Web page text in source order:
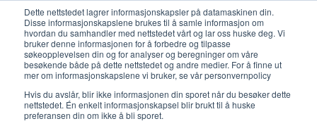
Dette nettstedet lagrer informasjonskapsler på datamaskinen din.
Disse informasjonskapslene brukes til å samle informasjon om
hvordan du samhandler med nettstedet vårt og lar oss huske deg. Vi
bruker denne informasjonen for å forbedre og tilpasse
søkeopplevelsen din og for analyser og beregninger om våre
besøkende både på dette nettstedet og andre medier. For å finne ut
mer om informasjonskapslene vi bruker, se vår personvernpolicy
Hvis du avslår, blir ikke informasjonen din sporet når du besøker dette
nettstedet. Én enkelt informasjonskapsel blir brukt til å huske
preferansen din om ikke å bli sporet.
Energikalenderen -
Energibransjens kalender